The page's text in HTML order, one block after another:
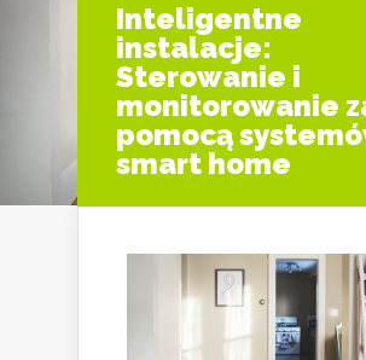
Inteligentne
instalacje:
Sterowanie i
monitorowanie
pomocą
smart home